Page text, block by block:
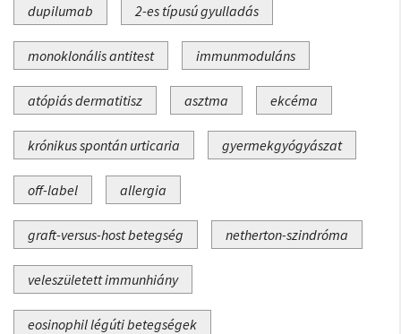
dupilumab 2-es típusú gyulladás
monoklonális antitest immunmoduláns
atópiás dermatitisz asztma ekcéma
krónikus spontán urticaria gyermekgyógyászat
off-label allergia
graft-versus-host betegség netherton-szindróma
veleszületett immunhiány
eosinophil légúti betegségek